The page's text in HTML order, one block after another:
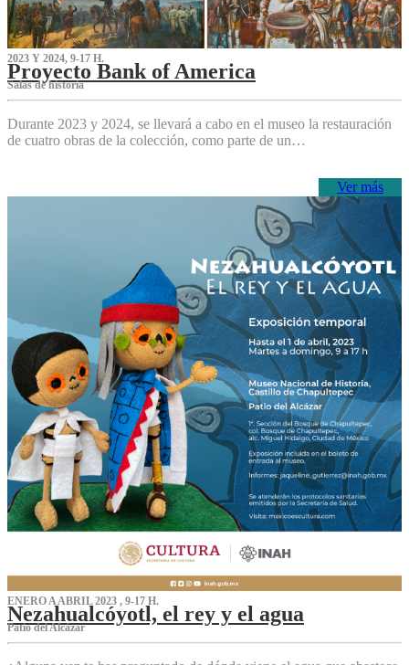
2023 Y 2024, 9-17 H.
Proyecto Bank of America
S‌alas de historia
Durante 2023 y 2024, se llevará a cabo en el museo la restauración
de cuatro obras de la colección, como parte de un…
Ver más
ENERO A ABRIL 2023 , 9-17 H.
Nezahualcóyotl, el rey y el agua
Patio del Alcázar